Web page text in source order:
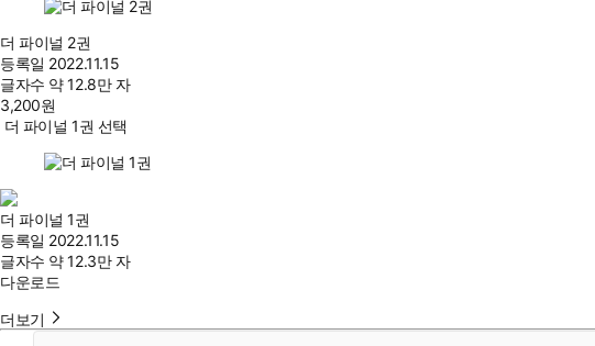
더 파이널 2권
등록일 2022.11.15
글자수 약 12.8만 자
3,200원
더 파이널 1권 선택
더 파이널 1권
등록일 2022.11.15
글자수 약 12.3만 자
다운로드
더보기